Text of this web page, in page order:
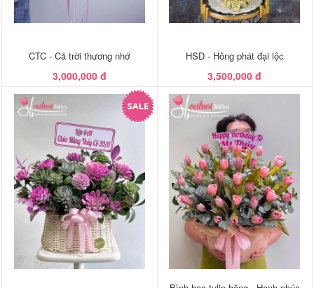
CTC - Cả trời thương nhớ
3,000,000 đ
HSD - Hồng phát đại lộc
3,500,000 đ